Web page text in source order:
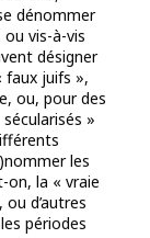
dénommer
ou vis-à-vis
désigner
faux juifs »,
ou, pour des
»
les
on, la « vraie
d’autres
périodes